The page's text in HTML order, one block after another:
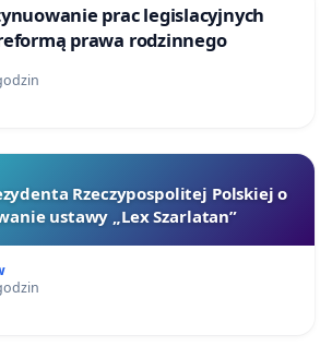
prac legislacyjnych
prawa rodzinnego
Rzeczypospolitej Polskiej o
ustawy „Lex Szarlatan”